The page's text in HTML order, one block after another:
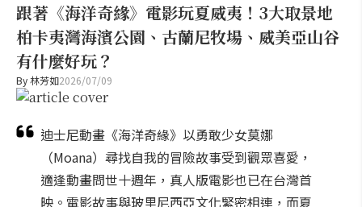
跟著《海洋奇緣》電影玩夏威夷！3大取景地
柏卡夷灣海濱公園、古蘭尼牧場、威美亞山谷
有什麼好玩？
By林芳如2026/07/09
迪士尼動畫《海洋奇緣》以勇敢少女莫娜
（Moana）尋找自我的冒險故事受到觀眾喜愛，
適逢動畫問世十週年，真人版電影也已在台灣首
映。電影故事與玻里尼西亞文化緊密相連，而夏